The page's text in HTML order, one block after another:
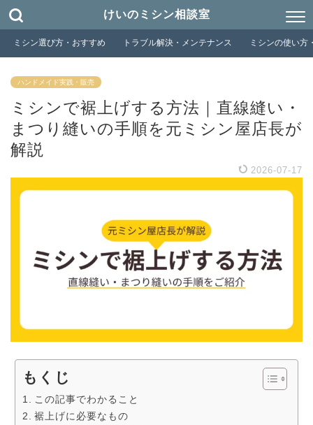
けいのミシン相談室
ミシン選び方・おすすめ トラブル解決・メンテナンス ミシンの使い方
ハンドメイド実践・販売
ミシンで裾上げする方法｜直線縫い・
まつり縫いの手順を元ミシン屋店長が
解説
2026-07-17
もくじ
この記事でわかること
裾上げに必要なもの